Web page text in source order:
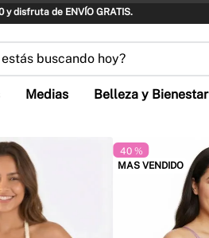
y disfruta de ENVÍO GRATIS.
estás buscando hoy?
Medias Belleza y Bienestar
40 %
MAS VENDIDO